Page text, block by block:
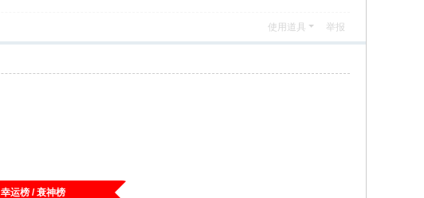
使用道具 举报
幸运榜 / 衰神榜